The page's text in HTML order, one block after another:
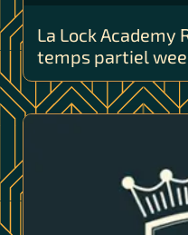
La Lock Academy
temps partiel